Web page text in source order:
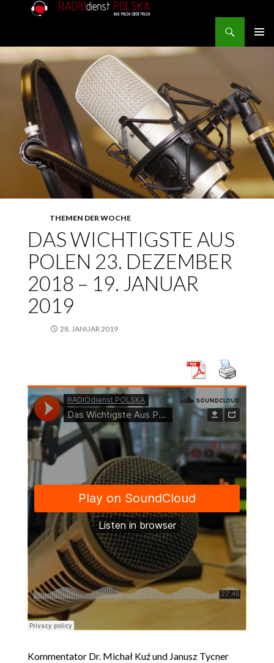
THEMEN DER WOCHE
DAS WICHTIGSTE AUS
POLEN 23. DEZEMBER
2018 – 19. JANUAR
2019
28. JANUAR 2019
Kommentator Dr. Michał Kuź und Janusz Tycner